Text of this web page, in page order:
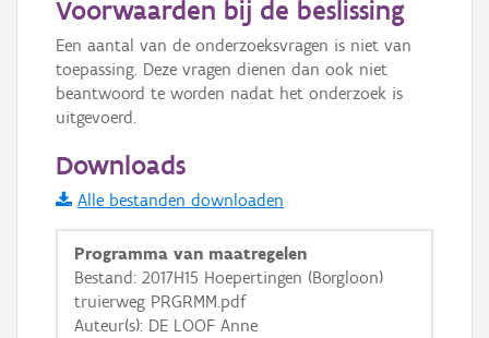
Informatie Vlaanderen
i
−
Basis Lagen
Voorwaarden bij de beslissing
Een aantal van de onderzoeksvragen is niet van
toepassing. Deze vragen dienen dan ook niet
beantwoord te worden nadat het onderzoek is
uitgevoerd.
Downloads
Alle bestanden downloaden
Programma van maatregelen
Bestand: 2017H15 Hoepertingen (Borgloon)
truierweg PRGRMM.pdf
Auteur(s): DE LOOF Anne